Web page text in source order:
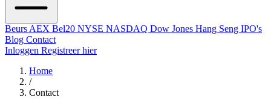
Beurs AEX Bel20 NYSE NASDAQ Dow Jones Hang Seng IPO's
Blog Contact
Inloggen Registreer hier
Home
/
Contact